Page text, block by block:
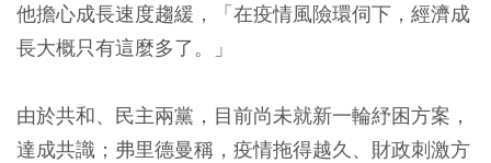
他擔心成長速度趨緩，「在疫情風險環伺下，經濟成
長大概只有這麼多了。」
由於共和、民主兩黨，目前尚未就新一輪紓困方案，
達成共識；弗里德曼稱，疫情拖得越久、財政刺激方